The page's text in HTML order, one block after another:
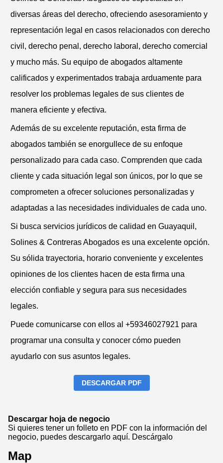
diversas áreas del derecho, ofreciendo asesoramiento y
representación legal en casos relacionados con derecho
civil, derecho penal, derecho laboral, derecho comercial
y mucho más. Su equipo de abogados altamente
calificados y experimentados trabaja arduamente para
resolver los problemas legales de sus clientes de
manera eficiente y efectiva.
Además de su excelente reputación, esta firma de
abogados también se enorgullece de su enfoque
personalizado para cada caso. Comprenden que cada
cliente y cada situación legal son únicos, por lo que se
comprometen a ofrecer soluciones personalizadas y
adaptadas a las necesidades individuales de cada uno.
Si busca servicios jurídicos de calidad en Guayaquil,
Solines & Contreras Abogados es una excelente opción.
Su sólida trayectoria, horario conveniente y excelentes
opiniones de los clientes hacen de esta firma una
elección confiable y segura para sus necesidades
legales.
Puede comunicarse con ellos al +59346027921 para
programar una consulta y conocer cómo pueden
ayudarlo con sus asuntos legales.
DESCARGAR PDF
Descargar hoja de negocio
Si quieres tener un folleto en PDF con la información del
negocio, puedes descargarlo aquí. Descárgalo
Map